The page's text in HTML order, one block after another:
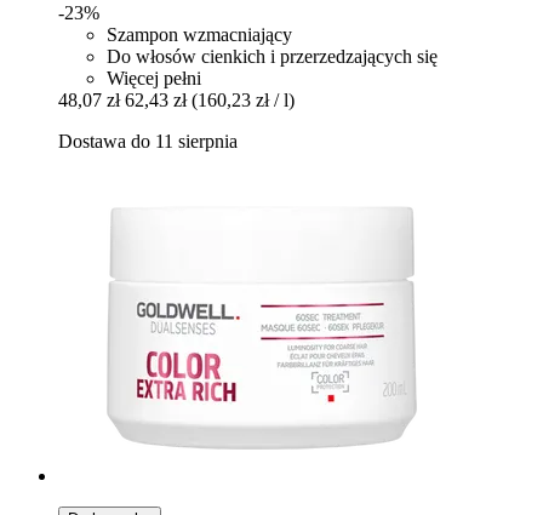
-23%
Szampon wzmacniający
Do włosów cienkich i przerzedzających się
Więcej pełni
48,07 zł 62,43 zł (160,23 zł / l)
Dostawa do 11 sierpnia